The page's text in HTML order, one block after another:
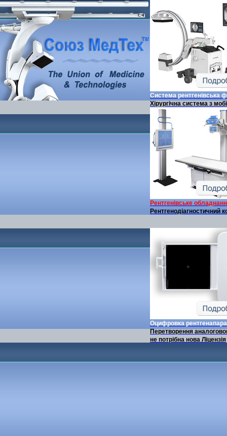
Система рентгенівська
Хірургічна система з
Рентгенівське
Рентгенодіагностичний
Оцифровка
Перетворення
не потрібна нова Ліцензія